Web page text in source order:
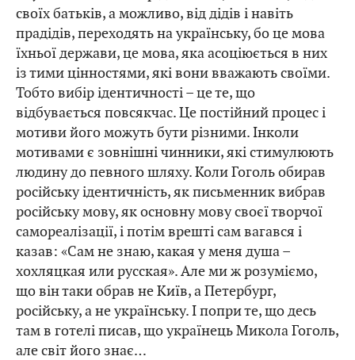
своїх батьків, а можливо, від дідів і навіть
прадідів, переходять на українську, бо це мова
їхньої держави, це мова, яка асоціюється в них
із тими цінностями, які вони вважають своїми.
Тобто вибір ідентичності – це те, що
відбувається повсякчас. Це постійний процес і
мотиви його можуть бути різними. Інколи
мотивами є зовнішні чинники, які стимулюють
людину до певного шляху. Коли Гоголь обирав
російську ідентичність, як письменник вибрав
російську мову, як основну мову своєї творчої
самореалізації, і потім врешті сам вагався і
казав: «Сам не знаю, какая у меня душа –
хохляцкая или русская». Але ми ж розуміємо,
що він таки обрав не Київ, а Петербург,
російську, а не українську. І попри те, що десь
там в готелі писав, що українець Микола Гоголь,
але світ його знає…